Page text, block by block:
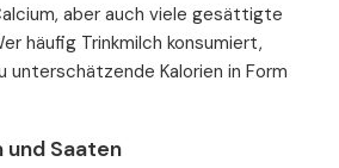
aber auch viele gesättigte
häufig Trinkmilch konsumiert,
unterschätzende Kalorien in Form
und Saaten